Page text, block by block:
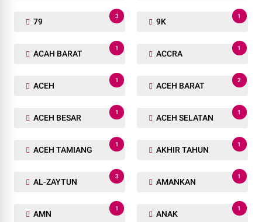
79
3
9K
1
ACAH BARAT
1
ACCRA
1
ACEH
1
ACEH BARAT
2
ACEH BESAR
1
ACEH SELATAN
1
ACEH TAMIANG
1
AKHIR TAHUN
1
AL-ZAYTUN
3
AMANKAN
1
AMN
1
ANAK
1